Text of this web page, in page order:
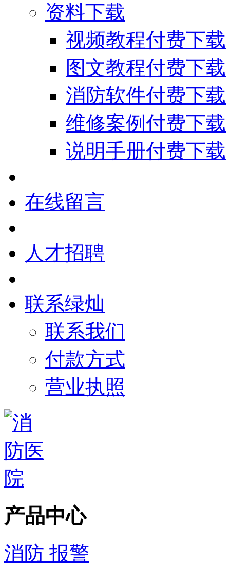
资料下载
视频教程付费下载
图文教程付费下载
消防软件付费下载
维修案例付费下载
说明手册付费下载
在线留言
人才招聘
联系绿灿
联系我们
付款方式
营业执照
产品中心
消防 报警